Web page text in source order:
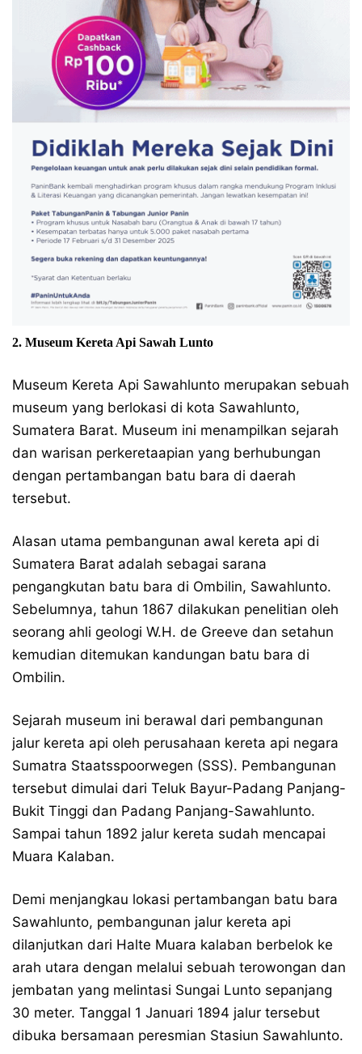
2. Museum Kereta Api Sawah Lunto
Museum Kereta Api Sawahlunto merupakan sebuah
museum yang berlokasi di kota Sawahlunto,
Sumatera Barat. Museum ini menampilkan sejarah
dan warisan perkeretaapian yang berhubungan
dengan pertambangan batu bara di daerah
tersebut.
Alasan utama pembangunan awal kereta api di
Sumatera Barat adalah sebagai sarana
pengangkutan batu bara di Ombilin, Sawahlunto.
Sebelumnya, tahun 1867 dilakukan penelitian oleh
seorang ahli geologi W.H. de Greeve dan setahun
kemudian ditemukan kandungan batu bara di
Ombilin.
Sejarah museum ini berawal dari pembangunan
jalur kereta api oleh perusahaan kereta api negara
Sumatra Staatsspoorwegen (SSS). Pembangunan
tersebut dimulai dari Teluk Bayur-Padang Panjang-
Bukit Tinggi dan Padang Panjang-Sawahlunto.
Sampai tahun 1892 jalur kereta sudah mencapai
Muara Kalaban.
Demi menjangkau lokasi pertambangan batu bara
Sawahlunto, pembangunan jalur kereta api
dilanjutkan dari Halte Muara kalaban berbelok ke
arah utara dengan melalui sebuah terowongan dan
jembatan yang melintasi Sungai Lunto sepanjang
30 meter. Tanggal 1 Januari 1894 jalur tersebut
dibuka bersamaan peresmian Stasiun Sawahlunto.